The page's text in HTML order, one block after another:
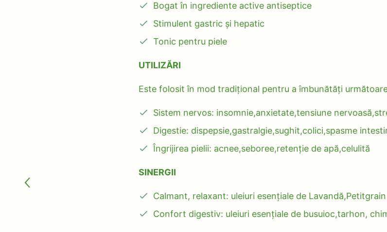
Bogat în ingrediente active antiseptice
Stimulent gastric și hepatic
Tonic pentru piele
UTILIZĂRI
Este folosit în mod tradițional pentru a îmbunătăți
Sistem nervos: insomnie,anxietate,tensiune
Digestie: dispepsie,gastralgie,sughit,colici,spasme
Îngrijirea pielii: acnee,seboree,retenție de apă,celulită
SINERGII
Calmant, relaxant: uleiuri esențiale de
Confort digestiv: uleiuri esențiale de busuioc,tarhon,